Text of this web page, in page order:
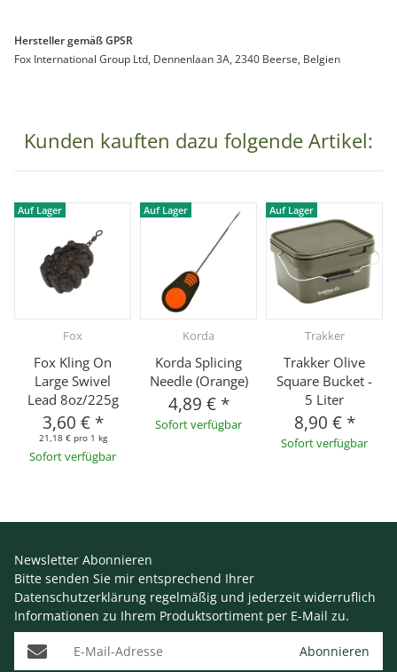
Hersteller gemäß GPSR
Fox International Group Ltd, Dennenlaan 3A, 2340 Beerse, Belgien
Kunden kauften dazu folgende Artikel:
Auf Lager
Fox
Fox Kling On
Large Swivel
Lead 8oz/225g
3,60 € *
21,18 € pro 1 kg
Sofort verfügbar
Auf Lager
Korda
Korda Splicing
Needle (Orange)
4,89 € *
Sofort verfügbar
Auf Lager
Trakker
Trakker Olive
Square Bucket -
5 Liter
8,90 € *
Sofort verfügbar
Newsletter Abonnieren
Bitte senden Sie mir entsprechend Ihrer
Datenschutzerklärung regelmäßig und jederzeit widerruflich
Informationen zu Ihrem Produktsortiment per E-Mail zu.
E-Mail-Adresse Abonnieren